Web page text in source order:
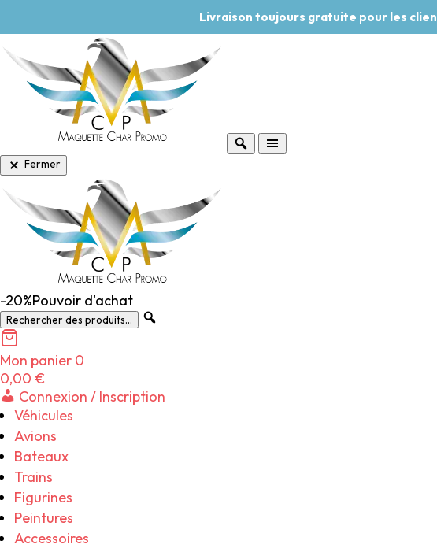
Livraison toujours gratuite pour les
Fermer
-20%Pouvoir d'achat
Rechercher des produits...
Mon panier 0
0,00 €
Connexion / Inscription
Véhicules
Avions
Bateaux
Trains
Figurines
Peintures
Accessoires